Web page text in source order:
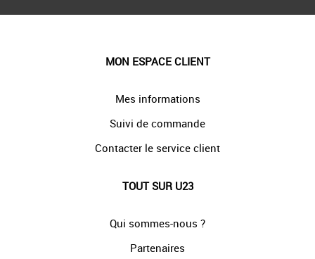
MON ESPACE CLIENT
Mes informations
Suivi de commande
Contacter le service client
TOUT SUR U23
Qui sommes-nous ?
Partenaires